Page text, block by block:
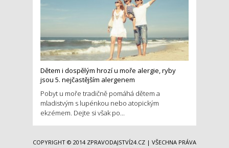
Dětem i dospělým hrozí u moře alergie, ryby
jsou 5. nejčastějším alergenem
Pobyt u moře tradičně pomáhá dětem a
mladistvým s lupénkou nebo atopickým
ekzémem. Dejte si však po...
COPYRIGHT © 2014 ZPRAVODAJSTVÍ24.CZ | VŠECHNA PRÁVA